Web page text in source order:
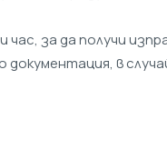
час, за да получи
в